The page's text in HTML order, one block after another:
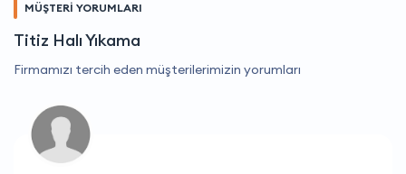
MÜŞTERİ YORUMLARI
Titiz Halı Yıkama
Firmamızı tercih eden müşterilerimizin yorumları